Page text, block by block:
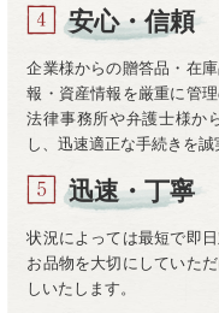
安心・信頼
企業様からの贈答品・在
報・資産情報を厳重に管
法律事務所や弁護士様か
し、迅速適正な手続きを誠
迅速・丁寧
状況によっては最短で即
お品物を大切にしていた
しいたします。